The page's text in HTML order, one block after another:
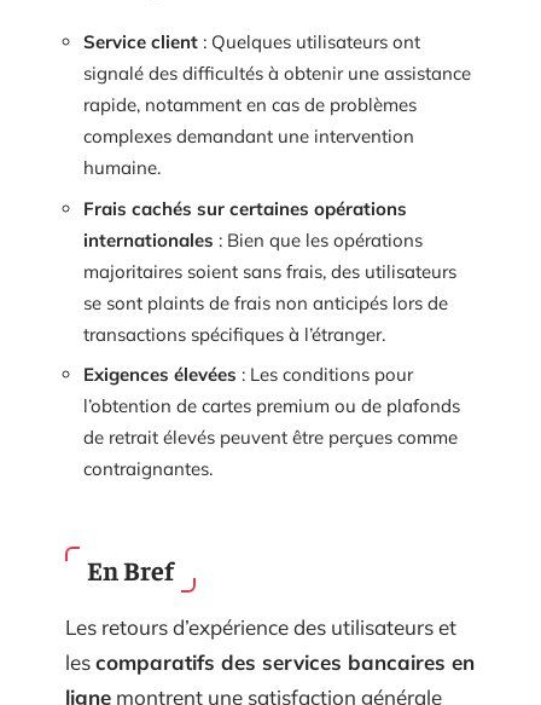
Service client : Quelques utilisateurs ont
signalé des difficultés à obtenir une assistance
rapide, notamment en cas de problèmes
complexes demandant une intervention
humaine.
Frais cachés sur certaines opérations
internationales : Bien que les opérations
majoritaires soient sans frais, des utilisateurs
se sont plaints de frais non anticipés lors de
transactions spécifiques à l’étranger.
Exigences élevées : Les conditions pour
l’obtention de cartes premium ou de plafonds
de retrait élevés peuvent être perçues comme
contraignantes.
En Bref
Les retours d’expérience des utilisateurs et
lescomparatifs des services bancaires en
ligne montrent une satisfaction générale